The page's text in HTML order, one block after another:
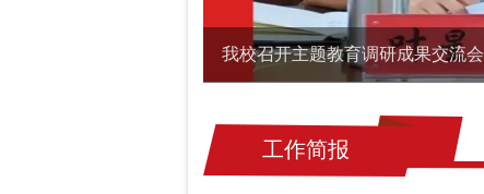
我校召开主题教育调研成果交流会
工作简报